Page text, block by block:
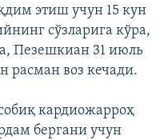
этиш учун 15 кун
сўзларига кўра,
Пезешкиан 31 июль
расман воз кечади.
кардиожарроҳ
бергани учун